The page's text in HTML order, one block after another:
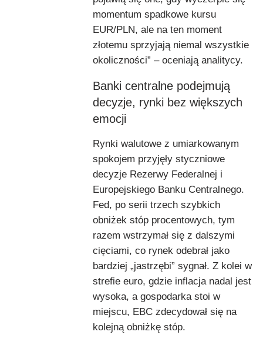
momentum spadkowe kursu
EUR/PLN, ale na ten moment
złotemu sprzyjają niemal wszystkie
okoliczności” – oceniają analitycy.
Banki centralne podejmują
decyzje, rynki bez większych
emocji
Rynki walutowe z umiarkowanym
spokojem przyjęły styczniowe
decyzje Rezerwy Federalnej i
Europejskiego Banku Centralnego.
Fed, po serii trzech szybkich
obniżek stóp procentowych, tym
razem wstrzymał się z dalszymi
cięciami, co rynek odebrał jako
bardziej „jastrzębi” sygnał. Z kolei w
strefie euro, gdzie inflacja nadal jest
wysoka, a gospodarka stoi w
miejscu, EBC zdecydował się na
kolejną obniżkę stóp.